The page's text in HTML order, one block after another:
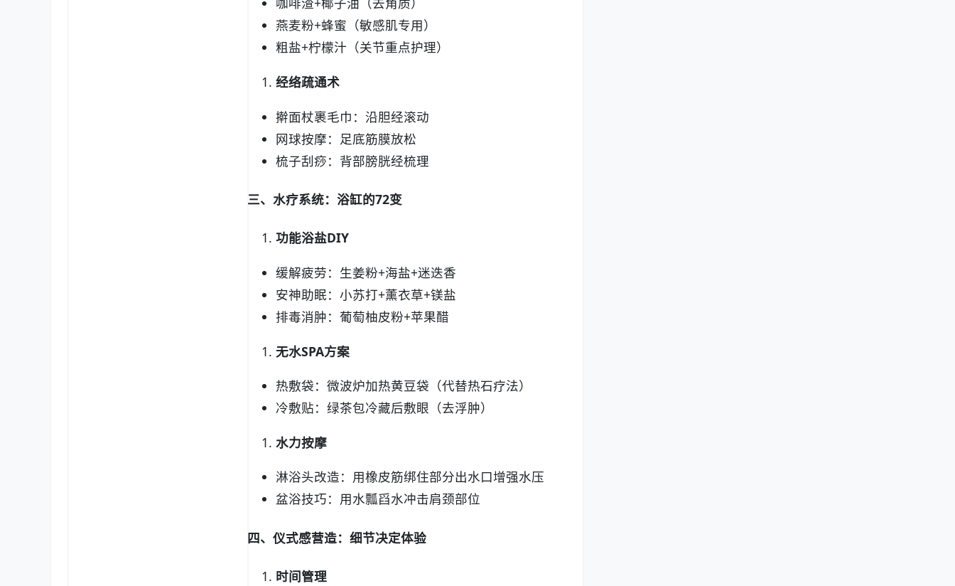
燕麦粉+蜂蜜（敏感肌专用）
粗盐+柠檬汁（关节重点护理）
经络疏通术
擀面杖裹毛巾：沿胆经滚动
网球按摩：足底筋膜放松
梳子刮痧：背部膀胱经梳理
三、水疗系统：浴缸的72变
功能浴盐DIY
缓解疲劳：生姜粉+海盐+迷迭香
安神助眠：小苏打+薰衣草+镁盐
排毒消肿：葡萄柚皮粉+苹果醋
无水SPA方案
热敷袋：微波炉加热黄豆袋（代替热石疗法）
冷敷贴：绿茶包冷藏后敷眼（去浮肿）
水力按摩
淋浴头改造：用橡皮筋绑住部分出水口增强水压
盆浴技巧：用水瓢舀水冲击肩颈部位
四、仪式感营造：细节决定体验
时间管理